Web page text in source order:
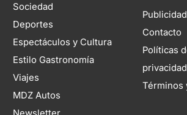
Sociedad
Deportes
Espectáculos y Cultura
Estilo Gastronomía
Viajes
MDZ Autos
Publicidad
Contacto
Políticas
privacidad
Términos